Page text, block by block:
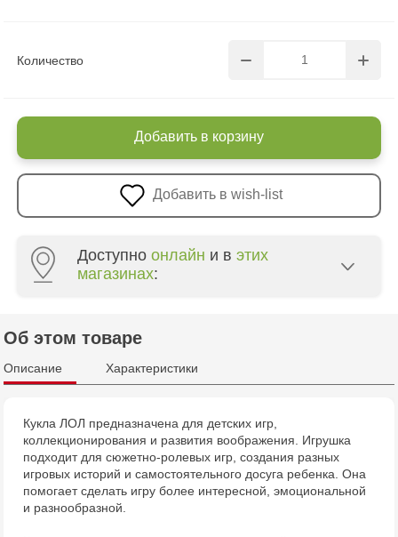
Количество
Добавить в корзину
Добавить в wish-list
Доступно онлайн и в этих
магазинах:
Multistore Centru - bd. Cantemir, 6
Об этом товаре
Описание Характеристики
Кукла ЛОЛ предназначена для детских игр,
коллекционирования и развития воображения. Игрушка
подходит для сюжетно-ролевых игр, создания разных
игровых историй и самостоятельного досуга ребенка. Она
помогает сделать игру более интересной, эмоциональной
и разнообразной.